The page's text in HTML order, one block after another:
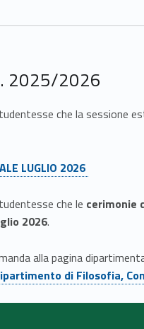
2025/2026
che la sessione
LUGLIO 2026
che le cerimonie
2026.
alla pagina
di Filosofia,